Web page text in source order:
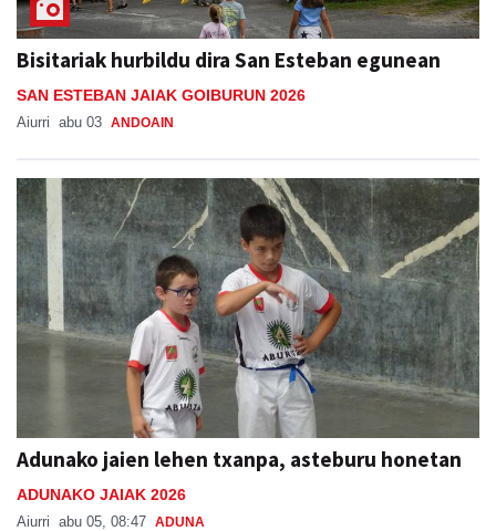
Bisitariak hurbildu dira San Esteban egunean
SAN ESTEBAN JAIAK GOIBURUN 2026
Aiurri abu 03 ANDOAIN
Adunako jaien lehen txanpa, asteburu honetan
ADUNAKO JAIAK 2026
Aiurri abu 05, 08:47 ADUNA